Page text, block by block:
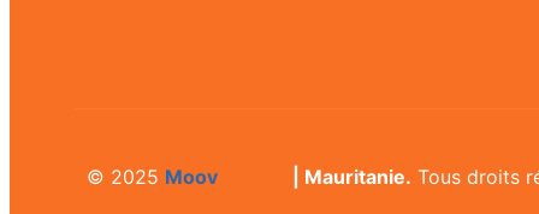
© 2025 Moov | Mauritanie. Tous droits